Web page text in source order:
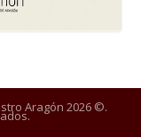
Aragón 2026 ©.